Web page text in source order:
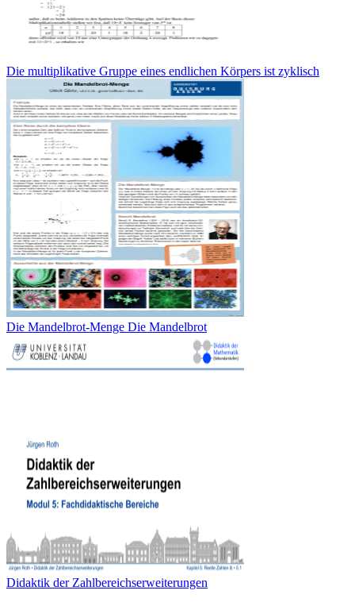
Die multiplikative Gruppe eines endlichen Körpers ist zyklisch
Die Mandelbrot-Menge Die Mandelbrot
Didaktik der Zahlbereichserweiterungen